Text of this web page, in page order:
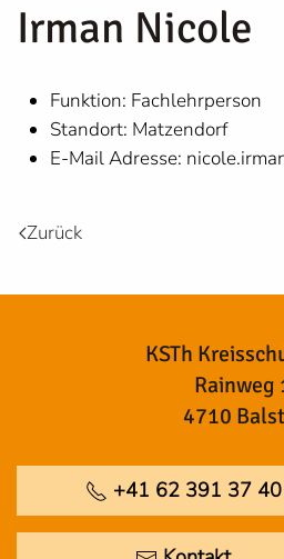
Irman Nicole
Funktion: Fachlehrperson
Standort: Matzendorf
E-Mail Adresse:
Zurück
KSTh
Rainweg
4710
+41 62 391 37 40